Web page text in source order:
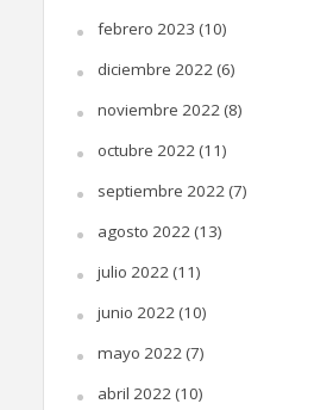
febrero 2023 (10)
diciembre 2022 (6)
noviembre 2022 (8)
octubre 2022 (11)
septiembre 2022 (7)
agosto 2022 (13)
julio 2022 (11)
junio 2022 (10)
mayo 2022 (7)
abril 2022 (10)